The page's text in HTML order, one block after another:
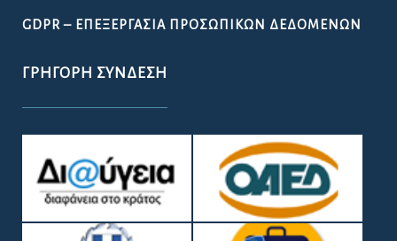
GDPR – ΕΠΕΞΕΡΓΑΣΙΑ ΠΡΟΣΩΠΙΚΩΝ ΔΕΔΟΜΕΝΩΝ
ΓΡΉΓΟΡΗ ΣΎΝΔΕΣΗ